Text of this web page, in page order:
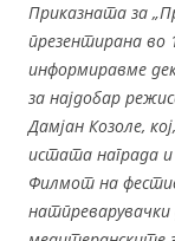
Приказната за
презентирана во
информиравме
за најдобар
Дамјан Козоле,
истата награда
Филмот на
натпреварувачки